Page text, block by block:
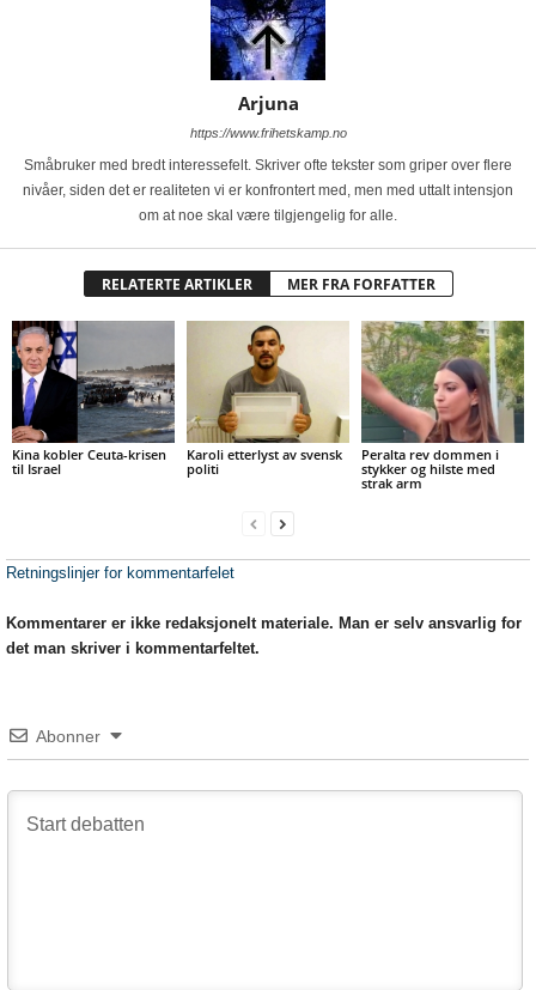
Arjuna
https://www.frihetskamp.no
Småbruker med bredt interessefelt. Skriver ofte tekster som griper over flere
nivåer, siden det er realiteten vi er konfrontert med, men med uttalt intensjon
om at noe skal være tilgjengelig for alle.
RELATERTE ARTIKLER MER FRA FORFATTER
Kina kobler Ceuta-krisen
til Israel
Karoli etterlyst av svensk
politi
Peralta rev dommen i
stykker og hilste med
strak arm
Retningslinjer for kommentarfelet
Kommentarer er ikke redaksjonelt materiale. Man er selv ansvarlig for
det man skriver i kommentarfeltet.
Abonner